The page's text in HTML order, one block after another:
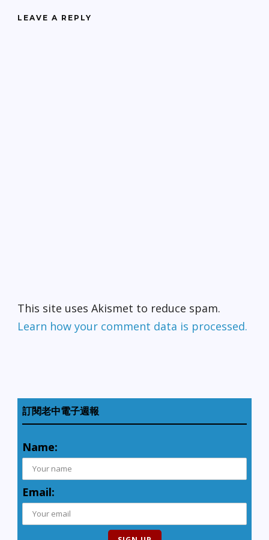
LEAVE A REPLY
This site uses Akismet to reduce spam.
Learn how your comment data is processed.
訂閱老中電子週報
Name:
Email: